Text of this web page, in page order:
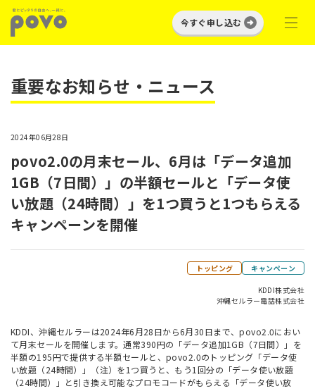
今すぐ申し込む
重要なお知らせ・ニュース
2024年06月28日
povo2.0の月末セール、6月は「データ追加
1GB（7日間）」の半額セールと「データ使
い放題（24時間）」を1つ買うと1つもらえる
キャンペーンを開催
トッピング キャンペーン
KDDI株式会社
沖縄セルラー電話株式会社
KDDI、沖縄セルラーは2024年6月28日から6月30日まで、povo2.0におい
て月末セールを開催します。通常390円の「データ追加1GB（7日間）」を
半額の195円で提供する半額セールと、povo2.0のトッピング「データ使
い放題（24時間）」（注）を1つ買うと、もう1回分の「データ使い放題
（24時間）」と引き換え可能なプロモコードがもらえる「データ使い放